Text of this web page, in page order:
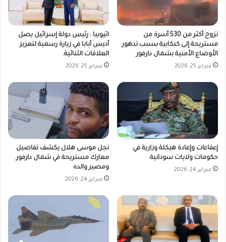
نزوح أكثر من 530 أسرة من
مستريحة إلى كبكابية بسبب تدهور
الأوضاع الأمنية بشمال دارفور
فبراير 25, 2026
اثيوبيا : رئيس دولة إسرائيل يصل
أديس أبابا في زيارة رسمية لتعزيز
العلاقات الثنائية.
فبراير 25, 2026
إعفاءات وإعادة هيكلة وزارية في
حكومات ولايات سودانية
فبراير 24, 2026
نجل موسى هلال يكشف تفاصيل
معارك مستريحة في شمال دارفور
ومصير والده
فبراير 24, 2026